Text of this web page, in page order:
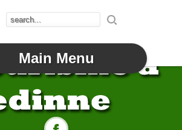
Main Menu